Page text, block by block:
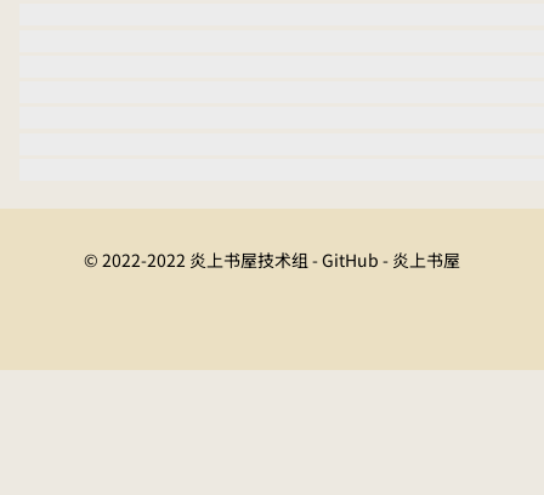
© 2022-2022 炎上书屋技术组 - GitHub - 炎上书屋